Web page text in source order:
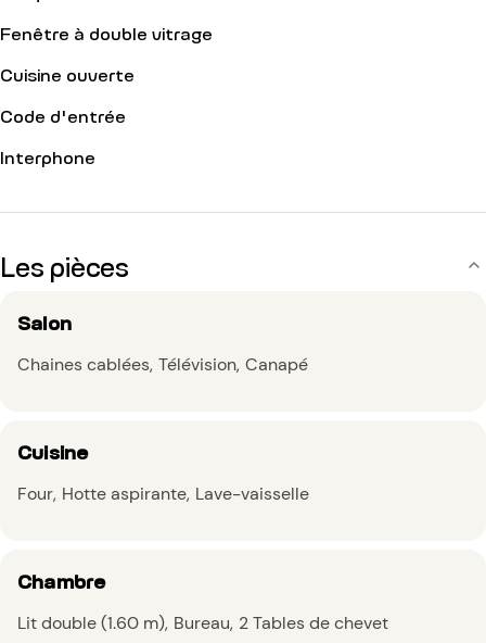
Fenêtre à double vitrage
Cuisine ouverte
Code d'entrée
Interphone
Les pièces
Salon
Chaines cablées Télévision Canapé
Cuisine
Four Hotte aspirante Lave-vaisselle
Chambre
Lit double (1.60 m) Bureau 2 Tables de chevet